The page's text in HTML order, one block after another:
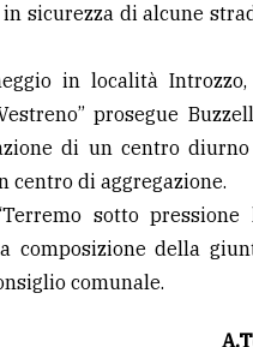
sicurezza di alcune
in località
prosegue
di un centro
centro di aggregazione.
sotto pressione
composizione della
comunale.